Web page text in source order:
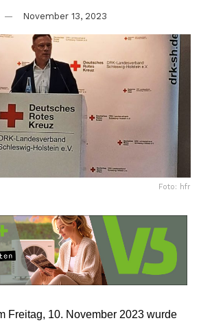
November 13, 2023
Foto: hfr
Freitag, 10. November 2023 wurde